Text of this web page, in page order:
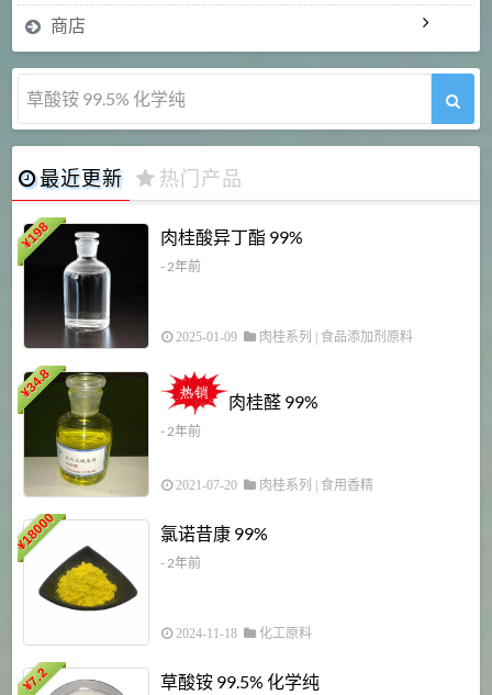
商店
5-甲氧基吲哚 98%
最近更新 热门产品
¥
198 肉桂酸异丁酯 99%
- 2年前
2025-01-09 肉桂系列 食品添加剂原料
¥
34.8
肉桂醛 99%
- 2年前
2021-07-20 肉桂系列 食用香精
¥
18000 氯诺昔康 99%
- 2年前
2024-11-18 化工原料
¥
7.2 草酸铵 99.5% 化学纯